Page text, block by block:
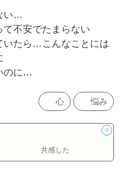
い…
不安でたまらない
いたら…こんなことには
のに…
心 悩み
0
共感した